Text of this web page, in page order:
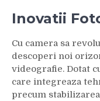
Inovatii
Cu camera sa
descoperi noi
videografie. Dotat
care integreaza
precum